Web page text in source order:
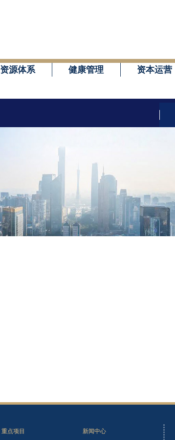
资源体系 健康管理 资本运营
重点项目 新闻中心